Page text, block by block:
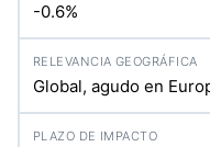
-0.6%
Global, agudo en